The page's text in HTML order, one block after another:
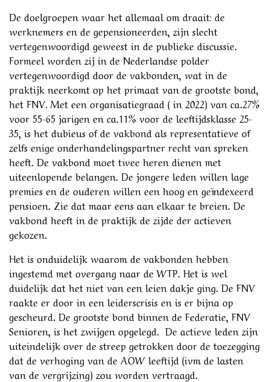
De doelgroepen waar het allemaal om draait: de
werknemers en de gepensioneerden, zijn slecht
vertegenwoordigd geweest in de publieke discussie.
Formeel worden zij in de Nederlandse polder
vertegenwoordigd door de vakbonden, wat in de
praktijk neerkomt op het primaat van de grootste bond,
het FNV. Met een organisatiegraad ( in 2022) van ca.27%
voor 55-65 jarigen en ca.11% voor de leeftijdsklasse 25-
35, is het dubieus of de vakbond als representatieve of
zelfs enige onderhandelingspartner recht van spreken
heeft. De vakbond moet twee heren dienen met
uiteenlopende belangen. De jongere leden willen lage
premies en de ouderen willen een hoog en geïndexeerd
pensioen. Zie dat maar eens aan elkaar te breien. De
vakbond heeft in de praktijk de zijde der actieven
gekozen.
Het is onduidelijk waarom de vakbonden hebben
ingestemd met overgang naar de WTP. Het is wel
duidelijk dat het niet van een leien dakje ging. De FNV
raakte er door in een leiderscrisis en is er bijna op
gescheurd. De grootste bond binnen de Federatie, FNV
Senioren, is het zwijgen opgelegd. De actieve leden zijn
uiteindelijk over de streep getrokken door de toezegging
dat de verhoging van de AOW leeftijd (ivm de lasten
van de vergrijzing) zou worden vertraagd.